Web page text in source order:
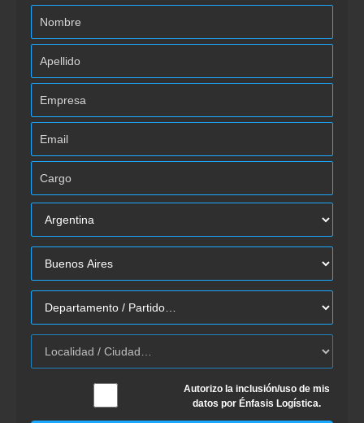
Autorizo la inclusión/uso de mis
datos por Énfasis Logística.